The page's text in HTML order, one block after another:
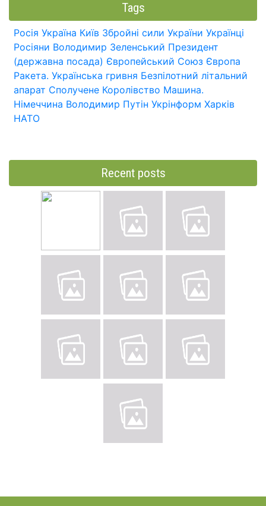
Tags
Росія Україна Київ Збройні сили України Українці
Росіяни Володимир Зеленський Президент
(державна посада) Європейський Союз Європа
Ракета. Українська гривня Безпілотний літальний
апарат Сполучене Королівство Машина.
Німеччина Володимир Путін Укрінформ Харків
НАТО
Recent posts